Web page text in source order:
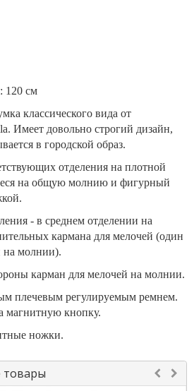
120 см
классического вида от
Имеет довольно строгий дизайн,
в городской образ.
отделения на плотной
на общую молнию и фигурный
- в среднем отделении на
кармана для мелочей (один
на молнии).
карман для мелочей на молнии.
плечевым регулируемым ремнем.
магнитную кнопку.
ножки.
товары